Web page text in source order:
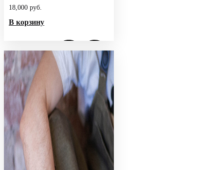
18,000 руб.
В корзину
Добавить
в
избранное